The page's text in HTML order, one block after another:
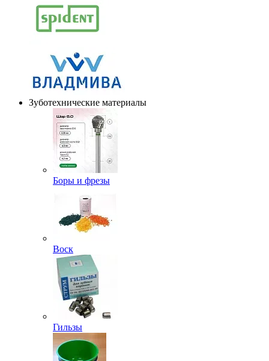
Зуботехнические материалы
Боры и фрезы
Воск
Гильзы